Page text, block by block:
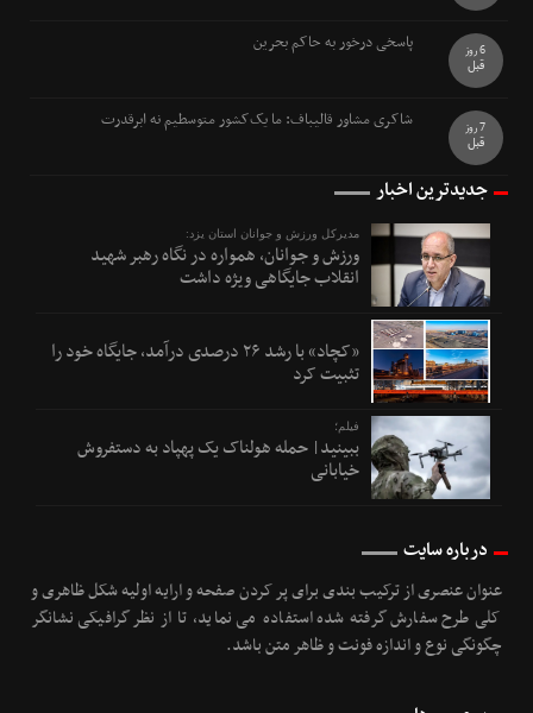
پاسخی درخور به حاکم بحرین
6 روز
قبل
شاکری مشاور قالیباف: ما یک‌کشور متوسطیم نه ابرقدرت
7 روز
قبل
جدیدترین اخبار
مدیرکل ورزش و جوانان استان یزد:
ورزش و جوانان، همواره در نگاه رهبر شهید
انقلاب جایگاهی ویژه داشت
«کچاد» با رشد ۲۶ درصدی درآمد، جایگاه خود را
تثبیت کرد
فیلم؛
ببینید| حمله هولناک یک پهپاد به دستفروش
خیابانی
درباره سایت
عنوان عنصری از ترکیب بندی برای پر کردن صفحه و ارایه اولیه شکل ظاهری و
کلی طرح سفارش گرفته شده استفاده می نماید، تا از نظر گرافیکی نشانگر
چگونگی نوع و اندازه فونت و ظاهر متن باشد.